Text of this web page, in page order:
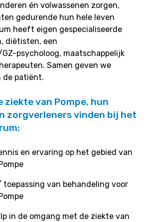
én volwassenen zorgen,
gedurende hun hele leven
heeft eigen gespecialiseerde
diëtisten, een
psycholoog, maatschappelijk
Samen geven we
de patiënt.
ziekte van Pompe, hun
zorgverleners vinden bij het
en ervaring op het gebied van
toepassing van behandeling voor
in de omgang met de ziekte van